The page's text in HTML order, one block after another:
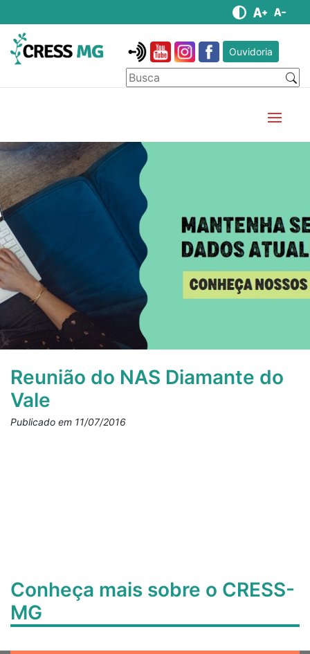
Ouvidoria
Reunião do NAS Diamante do
Vale
Publicado em 11/07/2016
Conheça mais sobre o CRESS-
MG